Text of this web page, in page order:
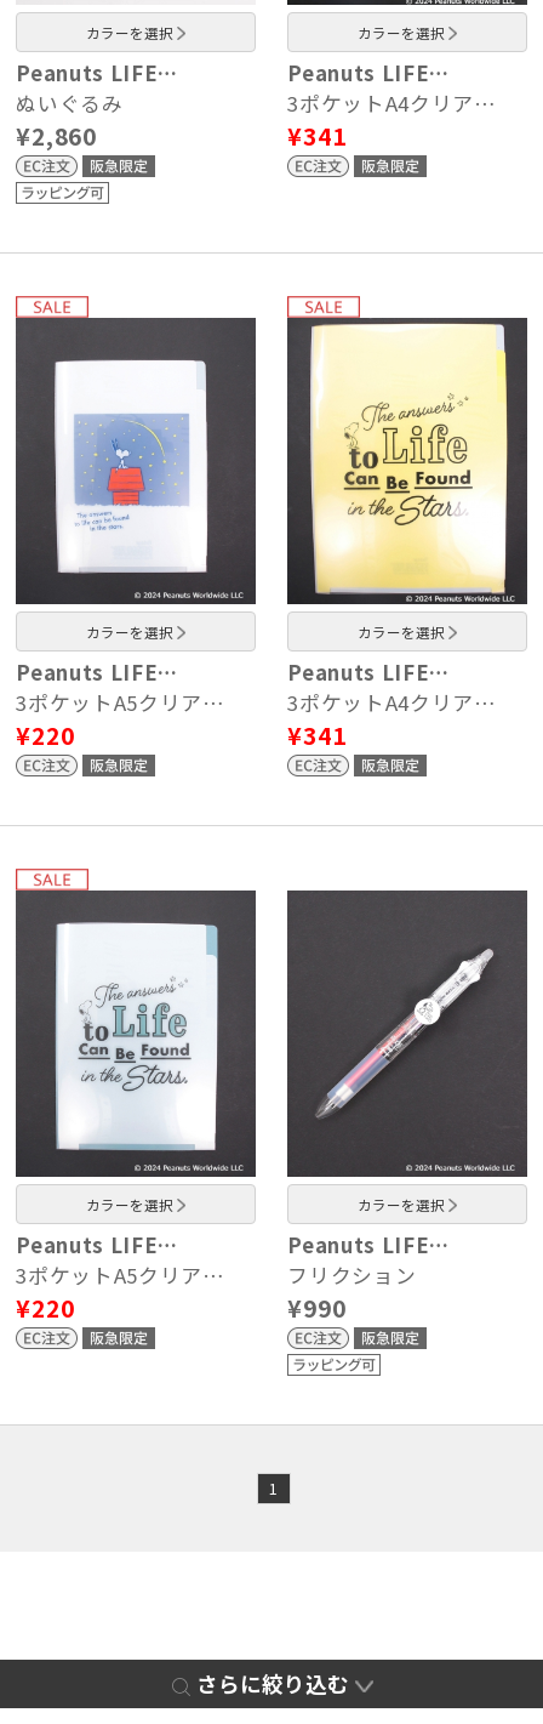
カラーを選択
Peanuts LIFE…
ぬいぐるみ
¥2,860
カラーを選択
Peanuts LIFE…
3ポケットA4クリア…
¥341
カラーを選択
Peanuts LIFE…
3ポケットA5クリア…
¥220
カラーを選択
Peanuts LIFE…
3ポケットA4クリア…
¥341
カラーを選択
Peanuts LIFE…
3ポケットA5クリア…
¥220
カラーを選択
Peanuts LIFE…
フリクション
¥990
1
さらに絞り込む